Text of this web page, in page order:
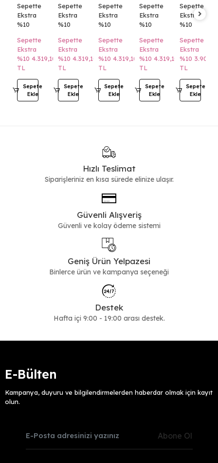
Sepette
Ekstra
%10
Sepette
Ekstra
%10 4.319,10
TL
Sepete
Ekle
Sepette
Ekstra
%10
Sepette
Ekstra
%10 4.319,10
TL
Sepete
Ekle
Sepette
Ekstra
%10
Sepette
Ekstra
%10 4.319,10
TL
Sepete
Ekle
Sepette
Ekstra
%10
Sepette
Ekstra
%10 4.319,10
TL
Sepete
Ekle
Sandalet
Sepette
Ekstra
%10
Sepette
Ekstra
%10
TL
Sepete
Ekle
Hızlı Teslimat
Siparişleriniz en kısa sürede elinize ulaşır.
Güvenli Alışveriş
Güvenli ve kolay ödeme sistemi
Geniş Ürün Yelpazesi
Binlerce ürün ve kampanya seçeneği
Destek
Hafta içi 9:00 - 19:00 arası destek.
E-Bülten
Kampanya, duyuru ve bilgilendirmelerden haberdar olmak için kayıt
olun.
Abone Ol